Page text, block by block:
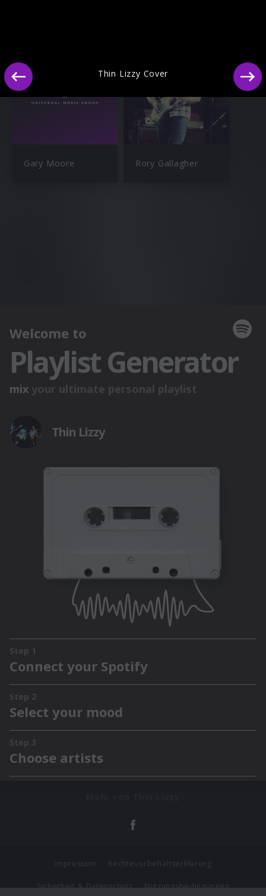
Gary Moore Rory Gallagher
Impressum Rechtevorbehaltserklärung
Sicherheit & Datenschutz Nutzungsbedingungen
Thin Lizzy Cover